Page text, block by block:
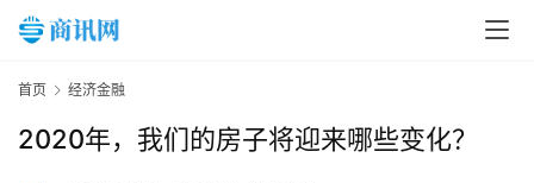
首页 经济金融
2020年，我们的房子将迎来哪些变化？